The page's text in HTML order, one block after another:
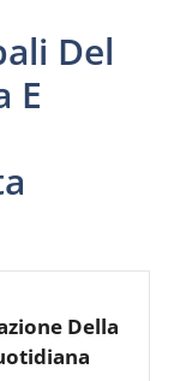
Del
E
Della